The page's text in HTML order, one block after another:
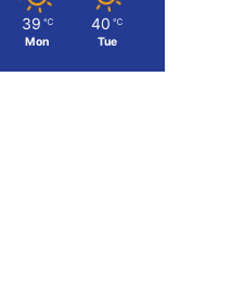
39 ℃
Mon
40 ℃
Tue